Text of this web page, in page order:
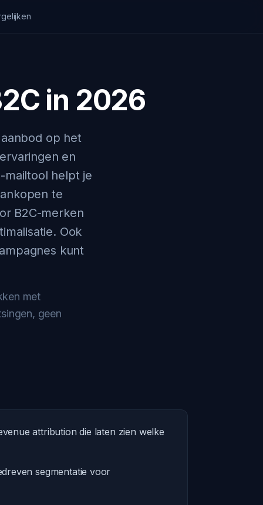
in 2026
op het
en
mailtool helpt je
te
B2C-merken
Ook
kunt
met
geen
attribution die laten zien welke
segmentatie voor